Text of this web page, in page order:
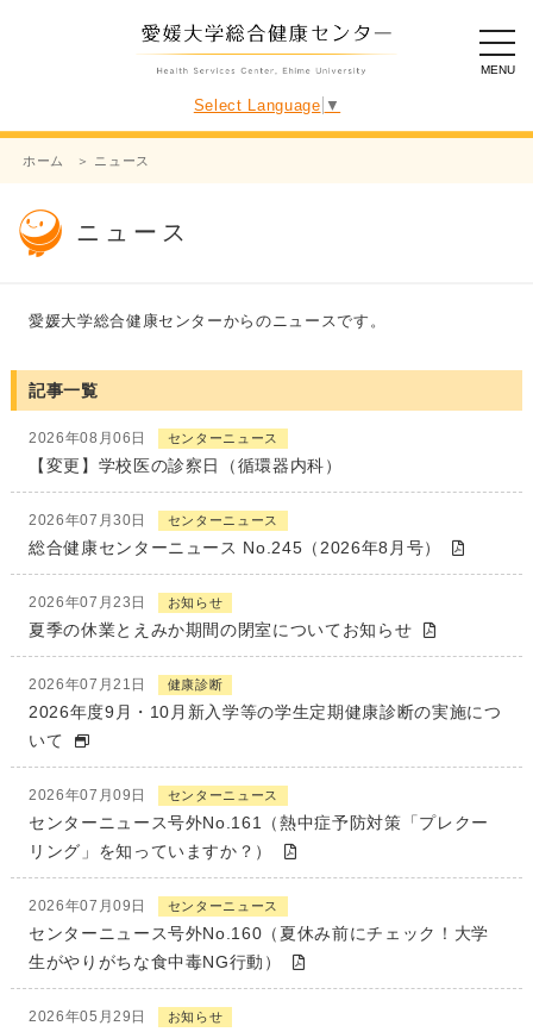
Select Language ▼
ホーム ニュース
ニュース
愛媛大学総合健康センターからのニュースです。
記事一覧
2026年08月06日 センターニュース
【変更】学校医の診察日（循環器内科）
2026年07月30日 センターニュース
総合健康センターニュース No.245（2026年8月号）
2026年07月23日 お知らせ
夏季の休業とえみか期間の閉室についてお知らせ
2026年07月21日 健康診断
2026年度9月・10月新入学等の学生定期健康診断の実施につ
いて
2026年07月09日 センターニュース
センターニュース号外No.161（熱中症予防対策「プレクー
リング」を知っていますか？）
2026年07月09日 センターニュース
センターニュース号外No.160（夏休み前にチェック！大学
生がやりがちな食中毒NG行動）
2026年05月29日 お知らせ